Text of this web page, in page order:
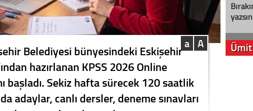
A
a
Belediyesi bünyesindeki Eskişehir
hazırlanan KPSS 2026 Online
başladı. Sekiz hafta sürecek 120 saatlik
adaylar, canlı dersler, deneme sınavları
yazsın